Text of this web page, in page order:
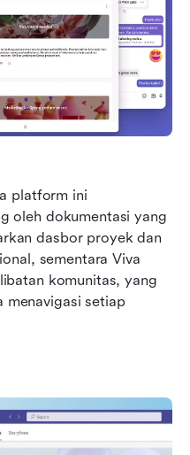
platform ini
oleh dokumentasi yang
dasbor proyek dan
sementara Viva
komunitas, yang
menavigasi setiap